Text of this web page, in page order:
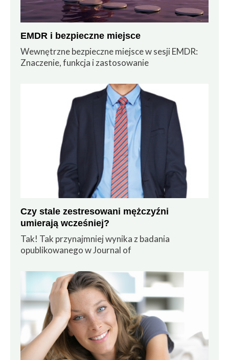
EMDR i bezpieczne miejsce
Wewnętrzne bezpieczne miejsce w sesji EMDR:
Znaczenie, funkcja i zastosowanie
Czy stale zestresowani mężczyźni
umierają wcześniej?
Tak! Tak przynajmniej wynika z badania
opublikowanego w Journal of